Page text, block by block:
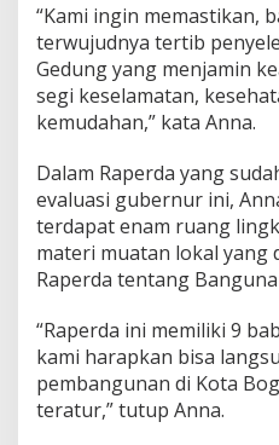
“Kami ingin memastikan,
terwujudnya tertib
Gedung yang menjamin
segi keselamatan,
kemudahan,” kata Anna.
Dalam Raperda yang
evaluasi gubernur ini,
terdapat enam ruang
materi muatan lokal yang
Raperda tentang
“Raperda ini memiliki 9
kami harapkan bisa
pembangunan di Kota
teratur,” tutup Anna.